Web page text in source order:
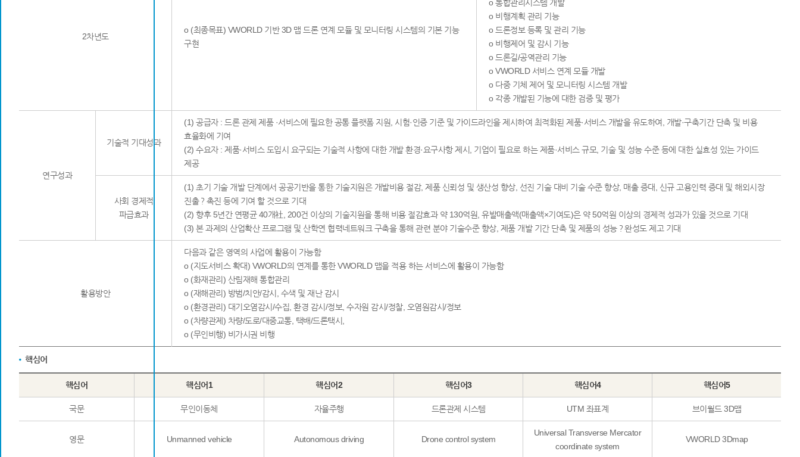
2차년도
o (최종목표) VWORLD 기반 3D 맵 드론 연계 모듈 및 모니터링 시스템의 기본 기능
구현
o 통합관리시스템 개발
o 비행계획 관리 기능
o 드론정보 등록 및 관리 기능
o 비행제어 및 감시 기능
o 드론길/공역관리 기능
o VWORLD 서비스 연계 모듈 개발
o 다중 기체 제어 및 모니터링 시스템 개발
o 각종 개발된 기능에 대한 검증 및 평가
연구성과
기술적 기대성과
(1) 공급자 : 드론 관제 제품 ·서비스에 필요한 공통 플랫폼 지원, 시험·인증 기준 및 가이드라인을 제시하여 최적화된 제품·서비스 개발을 유도하여, 개발·구축기간 단축 및 비용
효율화에 기여
(2) 수요자 : 제품·서비스 도입시 요구되는 기술적 사항에 대한 개발 환경·요구사항 제시, 기업이 필요로 하는 제품·서비스 규모, 기술 및 성능 수준 등에 대한 실효성 있는 가이드
제공
사회 경제적
파급효과
(1) 초기 기술 개발 단계에서 공공기반을 통한 기술지원은 개발비용 절감, 제품 신뢰성 및 생산성 향상, 선진 기술 대비 기술 수준 향상, 매출 증대, 신규 고용인력 증대 및 해외시장
진출？촉진 등에 기여 할 것으로 기대
(2) 향후 5년간 연평균 40개社, 200건 이상의 기술지원을 통해 비용 절감효과 약 130억원, 유발매출액(매출액×기여도)은 약 50억원 이상의 경제적 성과가 있을 것으로 기대
(3) 본 과제의 산업확산 프로그램 및 산학연 협력네트워크 구축을 통해 관련 분야 기술수준 향상, 제품 개발 기간 단축 및 제품의 성능？완성도 제고 기대
활용방안
다음과 같은 영역의 사업에 활용이 가능함
o (지도서비스 확대) VWORLD의 연계를 통한 VWORLD 맵을 적용 하는 서비스에 활용이 가능함
o (화재관리) 산림재해 통합관리
o (재해관리) 방범/치안/감시, 수색 및 재난 감시
o (환경관리) 대기오염감시/수집, 환경 감시/정보, 수자원 감시/정찰, 오염원감시/정보
o (차량관제) 차량/도로/대중교통, 택배/드론택시,
o (무인비행) 비가시권 비행
핵심어
핵심어 핵심어1 핵심어2 핵심어3 핵심어4 핵심어5
국문 무인이동체 자율주행 드론관제 시스템 UTM 좌표계 브이월드 3D맵
영문 Unmanned vehicle Autonomous driving Drone control system
Universal Transverse Mercator
coordinate system
VWORLD 3Dmap